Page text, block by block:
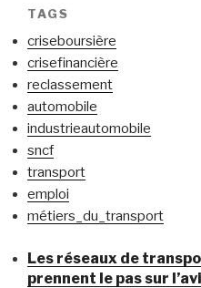
TAGS
criseboursière
crisefinancière
reclassement
automobile
industrieautomobile
sncf
transport
emploi
métiers_du_transport
Les réseaux de
prennent le pas sur